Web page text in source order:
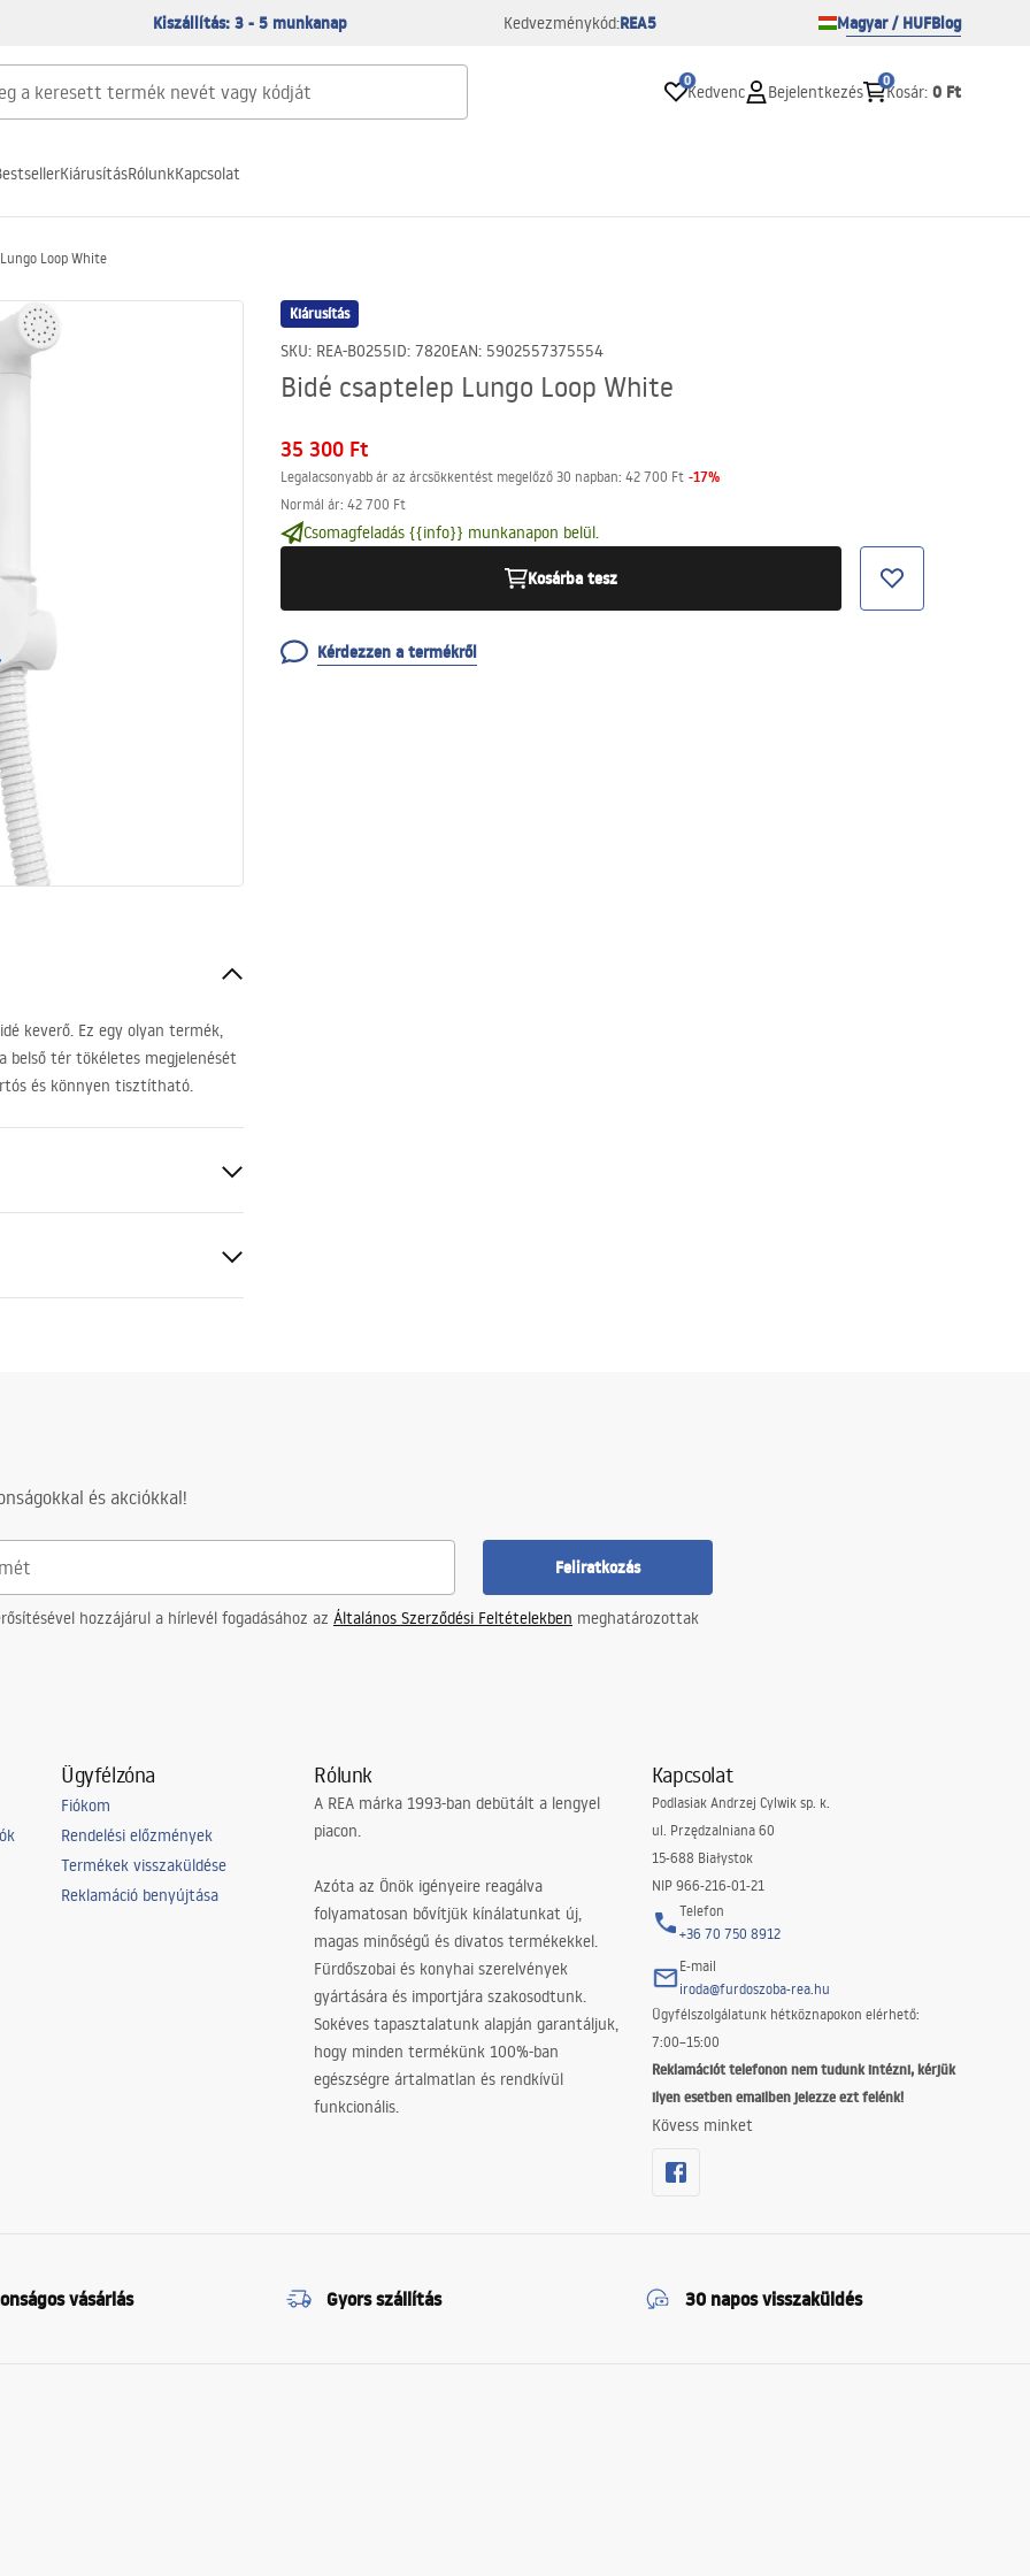
Kiszállítás: 3 - 5 munkanap Kedvezménykód:REA5 Magyar / HUFBlog
0
Kedvenc Bejelentkezés
0
Kosár: 0 Ft
KiárusításRólunkKapcsolat
Loop White
Kiárusítás
SKU: REA-B0255ID: 7820EAN: 5902557375554
Bidé csaptelep Lungo Loop White
35 300 Ft
Legalacsonyabb ár az árcsökkentést megelőző 30 napban: 42 700 Ft -17%
Normál ár: 42 700 Ft
Csomagfeladás {{info}} munkanapon belül.
Kosárba tesz
Kérdezzen a termékről
keverő. Ez egy olyan termék,
belső tér tökéletes megjelenését
és könnyen tisztítható.
és akciókkal!
Feliratkozás
hozzájárul a hírlevél fogadásához az Általános Szerződési Feltételekben meghatározottak
Ügyfélzóna
Fiókom
Rendelési előzmények
Termékek visszaküldése
Reklamáció benyújtása
Rólunk
A REA márka 1993-ban debütált a lengyel
piacon.
Azóta az Önök igényeire reagálva
folyamatosan bővítjük kínálatunkat új,
magas minőségű és divatos termékekkel.
Fürdőszobai és konyhai szerelvények
gyártására és importjára szakosodtunk.
Sokéves tapasztalatunk alapján garantáljuk,
hogy minden termékünk 100%-ban
egészségre ártalmatlan és rendkívül
funkcionális.
Kapcsolat
Podlasiak Andrzej Cylwik sp. k.
ul. Przędzalniana 60
15-688 Białystok
NIP 966-216-01-21
Telefon
+36 70 750 8912
E-mail
iroda@furdoszoba-rea.hu
Ügyfélszolgálatunk hétköznapokon elérhető:
7:00–15:00
Reklamációt telefonon nem tudunk intézni, kérjük
ilyen esetben emailben jelezze ezt felénk!
Kövess minket
vásárlás Gyors szállítás 30 napos visszaküldés